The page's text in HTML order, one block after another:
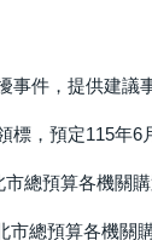
事件，提供建議
，預定115年6
總預算各機關
總預算各機關